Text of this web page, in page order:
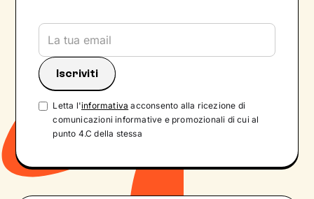
Letta l'informativa acconsento alla ricezione di
comunicazioni informative e promozionali di cui al
punto 4.C della stessa